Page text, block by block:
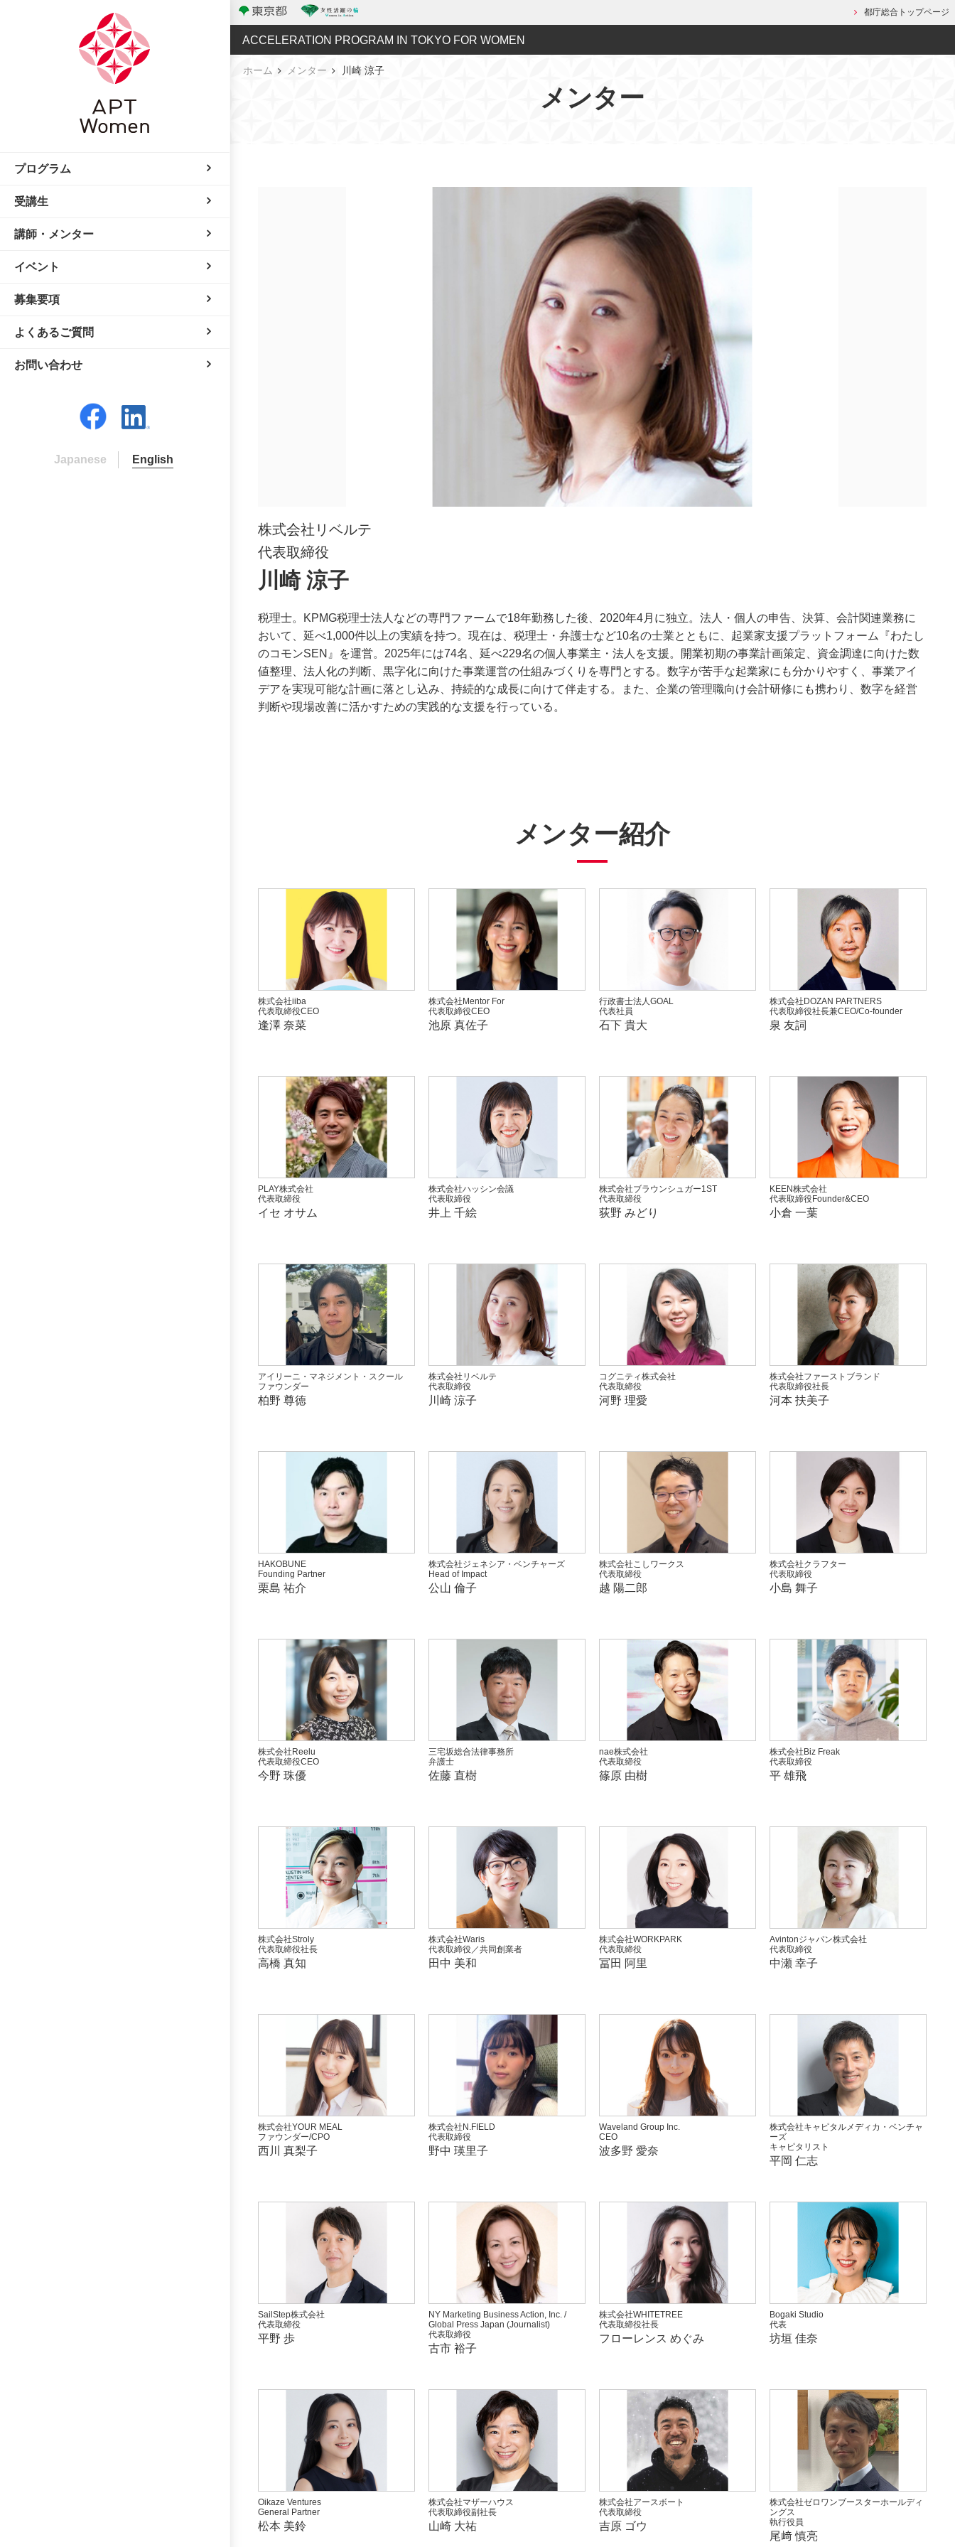
都庁総合トップページ
ACCELERATION PROGRAM IN TOKYO FOR WOMEN
ホーム メンター 川崎 涼子
メンター
株式会社リベルテ
代表取締役
川崎 涼子
税理士。KPMG税理士法人などの専門ファームで18年勤務した後、2020年4月に独立。法人・個人の申告、決算、会計関連業務に
おいて、延べ1,000件以上の実績を持つ。現在は、税理士・弁護士など10名の士業とともに、起業家支援プラットフォーム『わたし
のコモンSEN』を運営。2025年には74名、延べ229名の個人事業主・法人を支援。開業初期の事業計画策定、資金調達に向けた数
値整理、法人化の判断、黒字化に向けた事業運営の仕組みづくりを専門とする。数字が苦手な起業家にも分かりやすく、事業アイ
デアを実現可能な計画に落とし込み、持続的な成長に向けて伴走する。また、企業の管理職向け会計研修にも携わり、数字を経営
判断や現場改善に活かすための実践的な支援を行っている。
メンター紹介
株式会社iiba
代表取締役CEO
逢澤 奈菜
株式会社Mentor For
代表取締役CEO
池原 真佐子
行政書士法人GOAL
代表社員
石下 貴大
株式会社DOZAN PARTNERS
代表取締役社長兼CEO/Co-founder
泉 友詞
PLAY株式会社
代表取締役
イセ オサム
株式会社ハッシン会議
代表取締役
井上 千絵
株式会社ブラウンシュガー1ST
代表取締役
荻野 みどり
KEEN株式会社
代表取締役Founder&CEO
小倉 一葉
アイリーニ・マネジメント・スクール
ファウンダー
柏野 尊徳
株式会社リベルテ
代表取締役
川崎 涼子
コグニティ株式会社
代表取締役
河野 理愛
株式会社ファーストブランド
代表取締役社長
河本 扶美子
HAKOBUNE
Founding Partner
栗島 祐介
株式会社ジェネシア・ベンチャーズ
Head of Impact
公山 倫子
株式会社こしワークス
代表取締役
越 陽二郎
株式会社クラフター
代表取締役
小島 舞子
株式会社Reelu
代表取締役CEO
今野 珠優
三宅坂総合法律事務所
弁護士
佐藤 直樹
nae株式会社
代表取締役
篠原 由樹
株式会社Biz Freak
代表取締役
平 雄飛
株式会社Stroly
代表取締役社長
高橋 真知
株式会社Waris
代表取締役／共同創業者
田中 美和
株式会社WORKPARK
代表取締役
冨田 阿里
Avintonジャパン株式会社
代表取締役
中瀬 幸子
株式会社YOUR MEAL
ファウンダー/CPO
西川 真梨子
株式会社N.FIELD
代表取締役
野中 瑛里子
Waveland Group Inc.
CEO
波多野 愛奈
株式会社キャピタルメディカ・ベンチャ
ーズ
キャピタリスト
平岡 仁志
SailStep株式会社
代表取締役
平野 歩
NY Marketing Business Action, Inc. /
Global Press Japan (Journalist)
代表取締役
古市 裕子
株式会社WHITETREE
代表取締役社長
フローレンス めぐみ
Bogaki Studio
代表
坊垣 佳奈
Oikaze Ventures
General Partner
松本 美鈴
株式会社マザーハウス
代表取締役副社長
山崎 大祐
株式会社アースボート
代表取締役
吉原 ゴウ
株式会社ゼロワンブースターホールディ
ングス
執行役員
尾﨑 慎亮
プログラム
受講生
講師・メンター
イベント
募集要項
よくあるご質問
お問い合わせ
Japanese English